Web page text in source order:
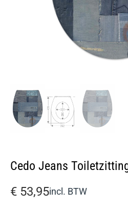
Cedo Jeans
€ 53,95incl. BTW